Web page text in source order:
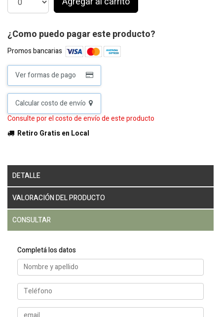
¿Como puedo pagar este producto?
Promos bancarias
Ver formas de pago
Calcular costo de envío
Consulte por el costo de envío de este producto
Retiro Gratis en Local
DETALLE
VALORACIÓN DEL PRODUCTO
CONSULTAR
Completá los datos